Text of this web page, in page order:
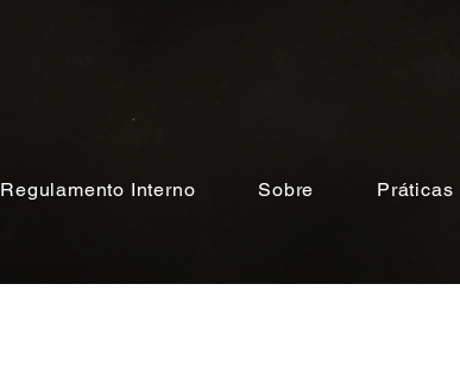
Regulamento Interno Sobre Práticas